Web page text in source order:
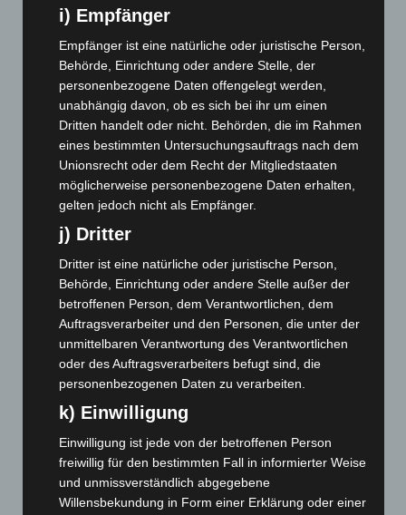
Oktober 2025(112)
September 2025(93)
August 2025(90)
Juli 2025(90)
Juni 2025(103)
Mai 2025
April 2025(88)
März 2025(111)
Februar 2025(96)
Januar 2025(88)
Dezember 2024(89)
November 2024(94)
Oktober 2024(93)
(112)
August 2024
(107)
Juni 2024 (107)
Mai 2024 (149)
April 2024(102)
i) Empfänger
Empfänger ist eine natürliche oder juristische Person,
Behörde, Einrichtung oder andere Stelle, der
personenbezogene Daten offengelegt werden,
unabhängig davon, ob es sich bei ihr um einen
Dritten handelt oder nicht. Behörden, die im Rahmen
eines bestimmten Untersuchungsauftrags nach dem
Unionsrecht oder dem Recht der Mitgliedstaaten
möglicherweise personenbezogene Daten erhalten,
gelten jedoch nicht als Empfänger.
j) Dritter
Dritter ist eine natürliche oder juristische Person,
Behörde, Einrichtung oder andere Stelle außer der
betroffenen Person, dem Verantwortlichen, dem
Auftragsverarbeiter und den Personen, die unter der
unmittelbaren Verantwortung des Verantwortlichen
oder des Auftragsverarbeiters befugt sind, die
personenbezogenen Daten zu verarbeiten.
k) Einwilligung
Einwilligung ist jede von der betroffenen Person
freiwillig für den bestimmten Fall in informierter Weise
und unmissverständlich abgegebene
Willensbekundung in Form einer Erklärung oder einer